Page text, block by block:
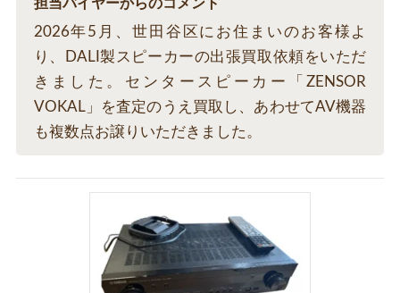
担当バイヤーからのコメント
2026年5月、世田谷区にお住まいのお客様よ
り、DALI製スピーカーの出張買取依頼をいただ
きました。センタースピーカー「ZENSOR
VOKAL」を査定のうえ買取し、あわせてAV機器
も複数点お譲りいただきました。